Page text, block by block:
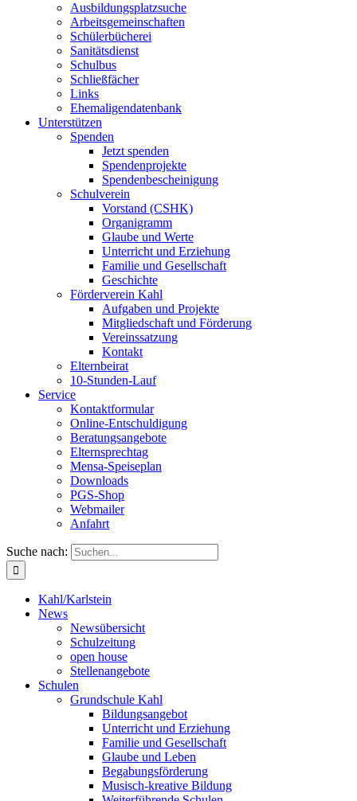
Ausbildungsplatzsuche
Arbeitsgemeinschaften
Schülerbücherei
Sanitätsdienst
Schulbus
Schließfächer
Links
Ehemaligendatenbank
Unterstützen
Spenden
Jetzt spenden
Spendenprojekte
Spendenbescheinigung
Schulverein
Vorstand (CSHK)
Organigramm
Glaube und Werte
Unterricht und Erziehung
Familie und Gesellschaft
Geschichte
Förderverein Kahl
Aufgaben und Projekte
Mitgliedschaft und Förderung
Vereinssatzung
Kontakt
Elternbeirat
10-Stunden-Lauf
Service
Kontaktformular
Online-Entschuldigung
Beratungsangebote
Elternsprechtag
Mensa-Speiseplan
Downloads
PGS-Shop
Webmailer
Anfahrt
Suche nach:
Kahl/Karlstein
News
Newsübersicht
Schulzeitung
open house
Stellenangebote
Schulen
Grundschule Kahl
Bildungsangebot
Unterricht und Erziehung
Familie und Gesellschaft
Glaube und Leben
Begabungsförderung
Musisch-kreative Bildung